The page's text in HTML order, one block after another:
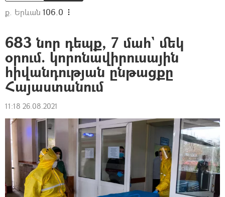
ք. Երևան 106.0
683 նոր դեպք, 7 մահ` մեկ
օրում. կորոնավիրուսային
հիվանդության ընթացքը
Հայաստանում
11:18 26.08.2021